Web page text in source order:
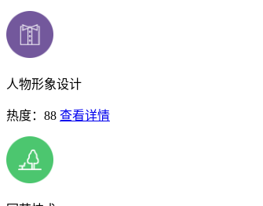
人物形象设计
热度：88 查看详情